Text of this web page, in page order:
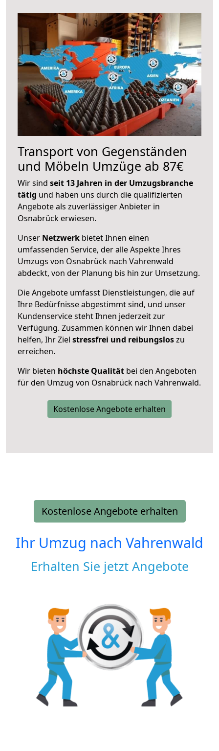
Transport von Gegenständen
und Möbeln Umzüge ab 87€
Wir sind seit 13 Jahren in der Umzugsbranche
tätig und haben uns durch die qualifizierten
Angebote als zuverlässiger Anbieter in
Osnabrück erwiesen.
Unser Netzwerk bietet Ihnen einen
umfassenden Service, der alle Aspekte Ihres
Umzugs von Osnabrück nach Vahrenwald
abdeckt, von der Planung bis hin zur Umsetzung.
Die Angebote umfasst Dienstleistungen, die auf
Ihre Bedürfnisse abgestimmt sind, und unser
Kundenservice steht Ihnen jederzeit zur
Verfügung. Zusammen können wir Ihnen dabei
helfen, Ihr Ziel stressfrei und reibungsloszu
erreichen.
Wir bieten höchste Qualität bei den Angeboten
für den Umzug von Osnabrück nach Vahrenwald.
Kostenlose Angebote erhalten
Kostenlose Angebote erhalten
Ihr Umzug nach Vahrenwald
Erhalten Sie jetzt Angebote